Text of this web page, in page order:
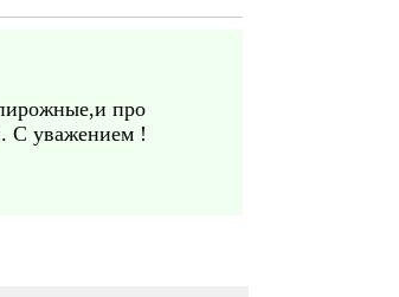
про
С уважением !